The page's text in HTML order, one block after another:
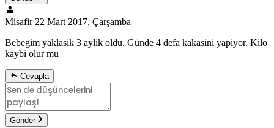
Misafir 22 Mart 2017, Çarşamba
Bebegim yaklasik 3 aylik oldu. Günde 4 defa kakasini yapiyor. Kilo
kaybi olur mu
Cevapla
Gönder